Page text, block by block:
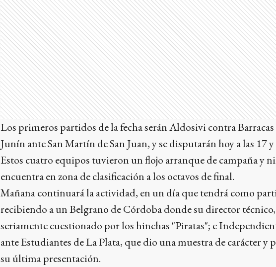
Los primeros partidos de la fecha serán Aldosivi contra
Junín ante San Martín de San Juan, y se disputarán hoy a las 17
Estos cuatro equipos tuvieron un flojo arranque de campaña y
encuentra en zona de clasificación a los octavos de final.
Mañana continuará la actividad, en un día que tendrá como
recibiendo a un Belgrano de Córdoba donde su director
seriamente cuestionado por los hinchas "Piratas"; e
ante Estudiantes de La Plata, que dio una muestra de carácter y
su última presentación.